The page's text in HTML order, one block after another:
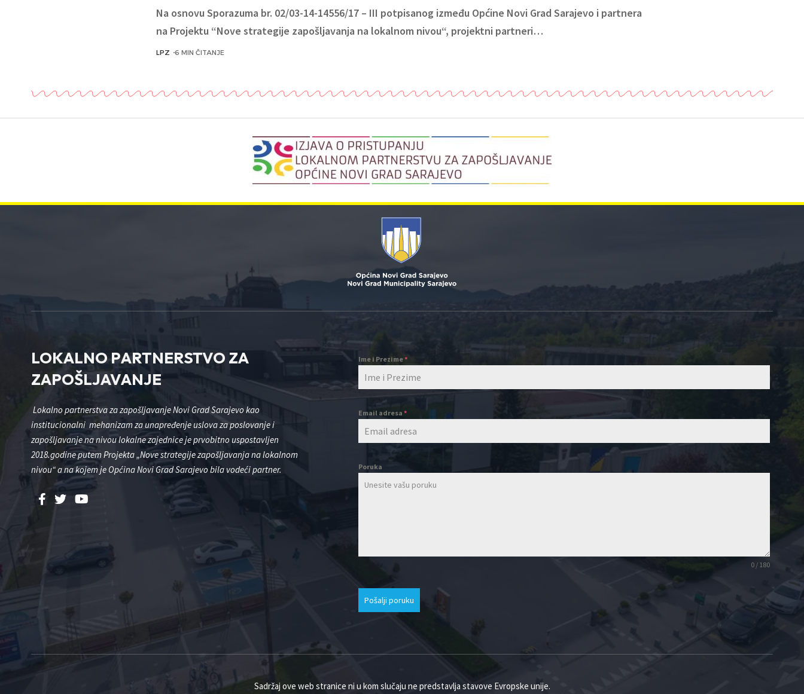
Na osnovu Sporazuma br. 02/03-14-14556/17 – III potpisanog između Općine Novi Grad Sarajevo i partnera
na Projektu “Nove strategije zapošljavanja na lokalnom nivou“, projektni partneri…
LPZ 6 MIN ČITANJE
LOKALNO PARTNERSTVO ZA
ZAPOŠLJAVANJE
Lokalno partnerstva za zapošljavanje Novi Grad Sarajevo kao
institucionalni mehanizam za unapređenje uslova za poslovanje i
zapošljavanje na nivou lokalne zajednice je prvobitno uspostavljen
2018.godine putem Projekta „Nove strategije zapošljavanja na lokalnom
nivou“ a na kojem je Općina Novi Grad Sarajevo bila vodeći partner.
Ime i Prezime*
Email adresa*
Poruka
0 / 180
Pošalji poruku
Sadržaj ove web stranice ni u kom slučaju ne predstavlja stavove Evropske unije.